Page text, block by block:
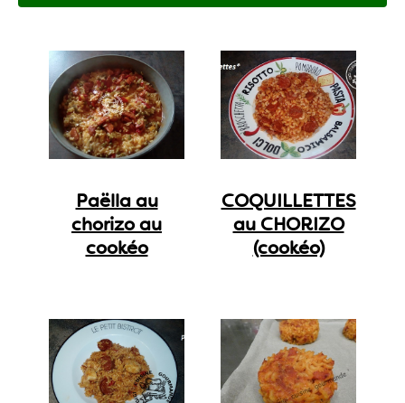
Paëlla au
chorizo au
cookéo
COQUILLETTES
au CHORIZO
(cookéo)